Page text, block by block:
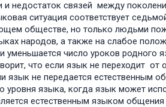
недостаток связей между
ситуация соответствует
обществе, но только людьми
народов, а также на слабое
уменьшается число уроков
что если язык не переходит от
язык не передается естественным
уровня языка, когда язык может
естественным языком